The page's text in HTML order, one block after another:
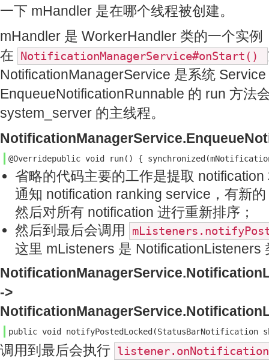
一下 mHandler 是在哪个线程被创建。
mHandler 是 WorkerHandler 类的一个实例
在 NotificationManagerService#onStart()
NotificationManagerService 是系统
EnqueueNotificationRunnable 的 run 方法
system_server 的主线程。
@Overridepublic void run() {
省略的代码主要的工作是提取
通知 notification ranking service，有新
然后对所有 notification 进行重新排序；
然后到最后会调用
这里 mListeners 是 NotificationListeners
->
public void
调用到最后会执行